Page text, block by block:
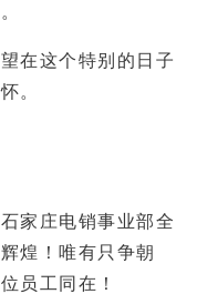
在这个特别的日子
。
家庄电销事业部全
煌！唯有只争朝
员工同在！